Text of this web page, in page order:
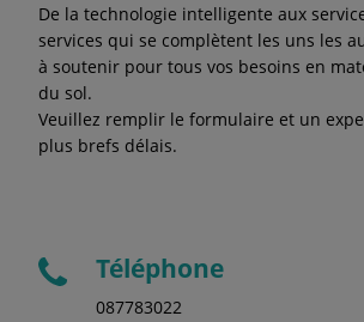
De la technologie intelligente aux
services qui se complètent les uns les
à soutenir pour tous vos besoins en
du sol.
Veuillez remplir le formulaire et un
plus brefs délais.
Téléphone
087783022